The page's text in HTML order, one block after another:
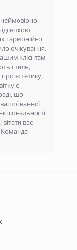
гармонійно
очікування.
клієнтам
стиль,
про естетику,
є
що
ванної
вас
Команда